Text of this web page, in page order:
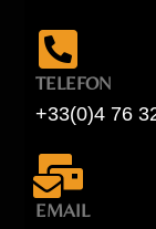
TELEFON
+33(0)4 76
EMAIL